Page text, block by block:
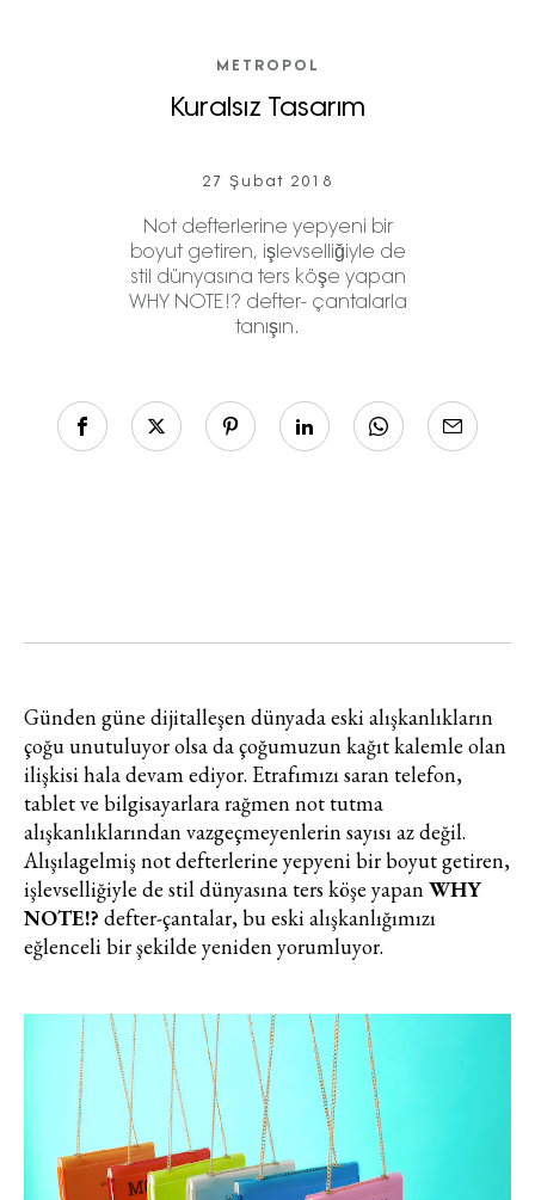
METROPOL
Kuralsız Tasarım
27 Şubat 2018
Not defterlerine yepyeni bir
boyut getiren, işlevselliğiyle de
stil dünyasına ters köşe yapan
WHY NOTE!? defter- çantalarla
tanışın.
Günden güne dijitalleşen dünyada eski alışkanlıkların
çoğu unutuluyor olsa da çoğumuzun kağıt kalemle olan
ilişkisi hala devam ediyor. Etrafımızı saran telefon,
tablet ve bilgisayarlara rağmen not tutma
alışkanlıklarından vazgeçmeyenlerin sayısı az değil.
Alışılagelmiş not defterlerine yepyeni bir boyut getiren,
işlevselliğiyle de stil dünyasına ters köşe yapanWHY
NOTE!? defter-çantalar, bu eski alışkanlığımızı
eğlenceli bir şekilde yeniden yorumluyor.